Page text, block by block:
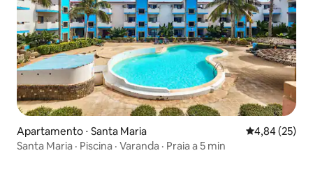
Apartamento ⋅ Santa Maria 4,84 de uma
4,84 (25)
Santa Maria · Piscina · Varanda · Praia a 5 min